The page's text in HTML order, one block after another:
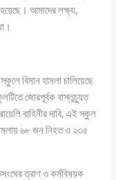
আমাদের লক্ষ্য,
বিমান হামলা চালিয়েছে
জোরপূর্বক বাস্তুচ্যুত
বাহিনীর দাবি, এই স্কুল
৬৮ জন নিহত ও ২৩৫
ত্রাণ ও কর্মবিষয়ক